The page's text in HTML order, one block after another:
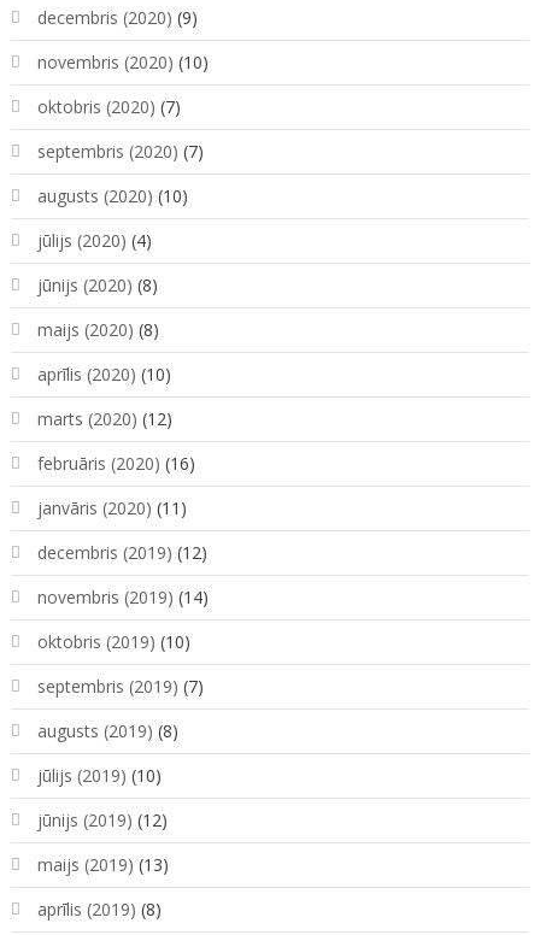
decembris (2020) (9)
novembris (2020) (10)
oktobris (2020) (7)
septembris (2020) (7)
augusts (2020) (10)
jūlijs (2020) (4)
jūnijs (2020) (8)
maijs (2020) (8)
aprīlis (2020) (10)
marts (2020) (12)
februāris (2020) (16)
janvāris (2020) (11)
decembris (2019) (12)
novembris (2019) (14)
oktobris (2019) (10)
septembris (2019) (7)
augusts (2019) (8)
jūlijs (2019) (10)
jūnijs (2019) (12)
maijs (2019) (13)
aprīlis (2019) (8)